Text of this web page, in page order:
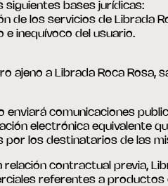
siguientes bases jurídicas:
de los servicios de Librada
e inequívoco del usuario.
ajeno a Librada Roca Rosa,
enviará comunicaciones
electrónica equivalente
los destinatarios de las
contractual previa,
referentes a productos